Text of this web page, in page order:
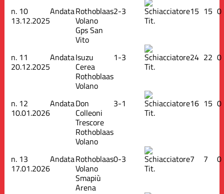
n. 10
13.12.2025
AndataRothoblaas
Volano
Gps San
Vito
2-3
Tit.
15 15 0
n. 11
20.12.2025
AndataIsuzu
Cerea
Rothoblaas
Volano
1-3
Tit.
24 22 0
n. 12
10.01.2026
AndataDon
Colleoni
Trescore
Rothoblaas
Volano
3-1
Tit.
16 15 0
n. 13
17.01.2026
AndataRothoblaas
Volano
Smapiù
Arena
0-3
Tit.
7 7 0